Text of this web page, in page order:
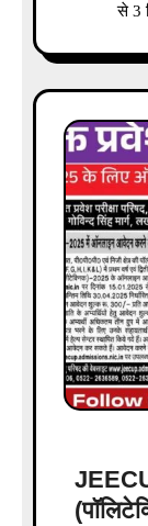
से 3